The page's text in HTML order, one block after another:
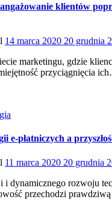
klientów
Posted
14 marca 2020 20 grudnia
marketingu, gdzie
przyciągnięcia
e-płatniczych a
Posted
11 marca 2020 20 grudnia
i dynamicznego rozwoju
przechodzi